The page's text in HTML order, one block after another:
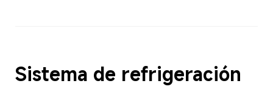
Sistema de refrigeración